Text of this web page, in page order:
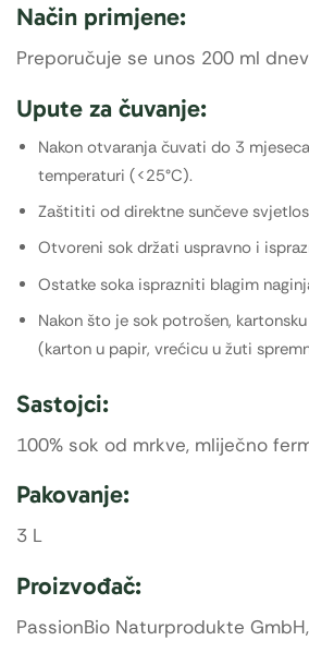
Način primjene:
Preporučuje se unos 200 ml
Upute za čuvanje:
Nakon otvaranja čuvati do 3
temperaturi (<25°C).
Zaštititi od direktne sunčeve
Otvoreni sok držati uspravno i
Ostatke soka isprazniti blagim
Nakon što je sok potrošen,
(karton u papir, vrećicu u žuti
Sastojci:
100% sok od mrkve, mliječno
Pakovanje:
3 L
Proizvođač:
PassionBio Naturprodukte